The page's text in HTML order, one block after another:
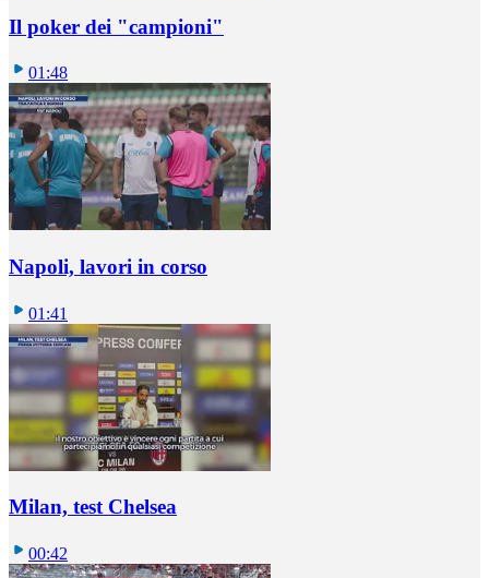
Il poker dei "campioni"
01:48
Napoli, lavori in corso
01:41
Milan, test Chelsea
00:42